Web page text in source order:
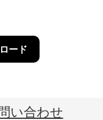
ード
い合わせ